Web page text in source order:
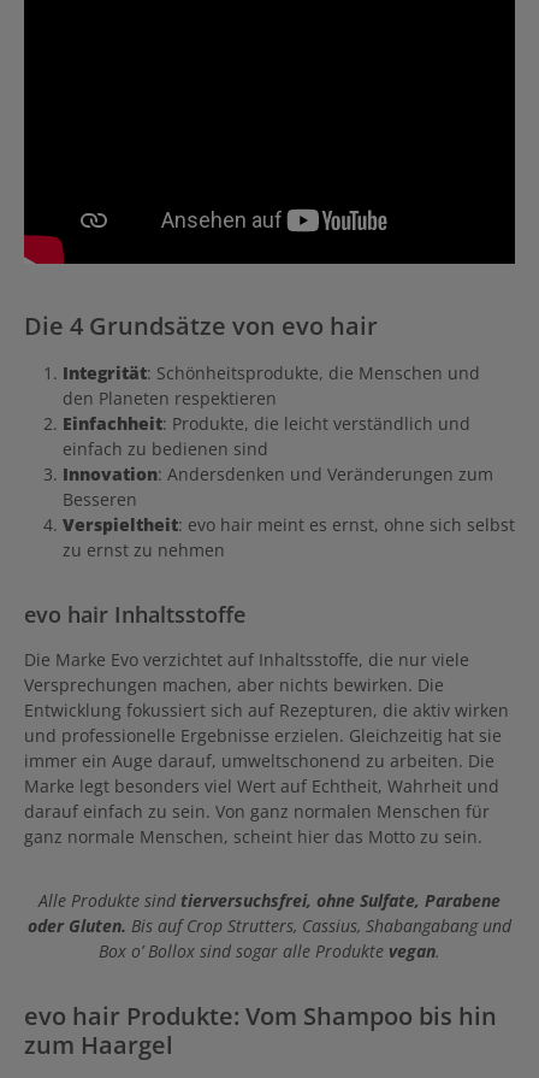
Die 4 Grundsätze von evo hair
Integrität: Schönheitsprodukte, die Menschen und
den Planeten respektieren
Einfachheit: Produkte, die leicht verständlich und
einfach zu bedienen sind
Innovation: Andersdenken und Veränderungen zum
Besseren
Verspieltheit: evo hair meint es ernst, ohne sich selbst
zu ernst zu nehmen
evo hair Inhaltsstoffe
Die Marke Evo verzichtet auf Inhaltsstoffe, die nur viele
Versprechungen machen, aber nichts bewirken. Die
Entwicklung fokussiert sich auf Rezepturen, die aktiv wirken
und professionelle Ergebnisse erzielen. Gleichzeitig hat sie
immer ein Auge darauf, umweltschonend zu arbeiten. Die
Marke legt besonders viel Wert auf Echtheit, Wahrheit und
darauf einfach zu sein. Von ganz normalen Menschen für
ganz normale Menschen, scheint hier das Motto zu sein.
Alle Produkte sind tierversuchsfrei, ohne Sulfate, Parabene
oder Gluten. Bis auf Crop Strutters, Cassius, Shabangabang und
Box o’ Bollox sind sogar alle Produkte vegan.
evo hair Produkte: Vom Shampoo bis hin
zum Haargel